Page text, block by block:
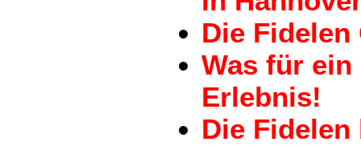
Die Fidelen
Was für
Erlebnis!
Die